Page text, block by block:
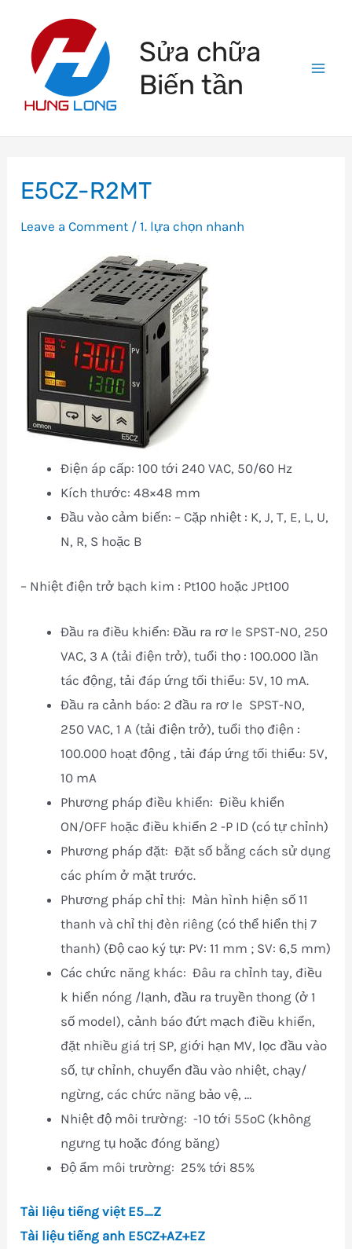
content
Sửa chữa
Biến tần
E5CZ-R2MT
Leave a Comment /1. lựa chọn nhanh
Điện áp cấp: 100 tới 240 VAC, 50/60 Hz
Kích thước: 48×48 mm
Đầu vào cảm biến: – Cặp nhiệt : K, J, T, E, L, U,
N, R, S hoặc B
– Nhiệt điện trở bạch kim : Pt100 hoặc JPt100
Đầu ra điều khiển: Đầu ra rơ le SPST-NO, 250
VAC, 3 A (tải điện trở), tuổi thọ : 100.000 lần
tác động, tải đáp ứng tối thiểu: 5V, 10 mA.
Đầu ra cảnh báo: 2 đầu ra rơ le SPST-NO,
250 VAC, 1 A (tải điện trở), tuổi thọ điện :
100.000 hoạt động , tải đáp ứng tối thiểu: 5V,
10 mA
Phương pháp điều khiển: Điều khiển
ON/OFF hoặc điều khiển 2 -P ID (có tự chỉnh)
Phương pháp đặt: Đặt số bằng cách sử dụng
các phím ở mặt trước.
Phương pháp chỉ thị: Màn hình hiện số 11
thanh và chỉ thị đèn riêng (có thể hiển thị 7
thanh) (Độ cao ký tự: PV: 11 mm ; SV: 6,5 mm)
Các chức năng khác: Đâu ra chỉnh tay, điều
k hiển nóng /lạnh, đầu ra truyền thong (ở 1
số model), cảnh báo đứt mạch điều khiển,
đặt nhiều giá trị SP, giới hạn MV, lọc đầu vào
số, tự chỉnh, chuyển đầu vào nhiệt, chạy/
ngừng, các chức năng bảo vệ, …
Nhiệt độ môi trường: -10 tới 55oC (không
ngưng tụ hoặc đóng băng)
Độ ẩm môi trường: 25% tới 85%
Tài liệu tiếng việt E5_Z
Tài liệu tiếng anh E5CZ+AZ+EZ